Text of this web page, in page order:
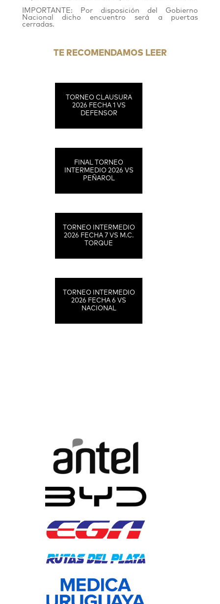
IMPORTANTE: Por disposición del Gobierno
Nacional dicho encuentro será a puertas
cerradas.
TE RECOMENDAMOS LEER
TORNEO CLAUSURA
2026 FECHA 1 VS
DEFENSOR
FINAL TORNEO
INTERMEDIO 2026 VS
PEÑAROL
TORNEO INTERMEDIO
2026 FECHA 7 VS M.C.
TORQUE
TORNEO INTERMEDIO
2026 FECHA 6 VS
NACIONAL